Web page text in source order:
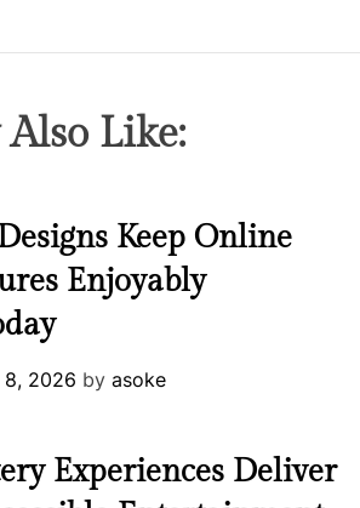
Like:
Keep Online
Enjoyably
8, 2026 by asoke
Experiences Deliver